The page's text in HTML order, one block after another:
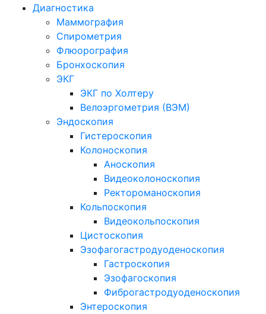
Диагностика
Маммография
Спирометрия
Флюорография
Бронхоскопия
ЭКГ
ЭКГ по Холтеру
Велоэргометрия (ВЭМ)
Эндоскопия
Гистероскопия
Колоноскопия
Аноскопия
Видеоколоноскопия
Ректороманоскопия
Кольпоскопия
Видеокольпоскопия
Цистоскопия
Эзофагогастродуоденоскопия
Гастроскопия
Эзофагоскопия
Фиброгастродуоденоскопия
Энтероскопия